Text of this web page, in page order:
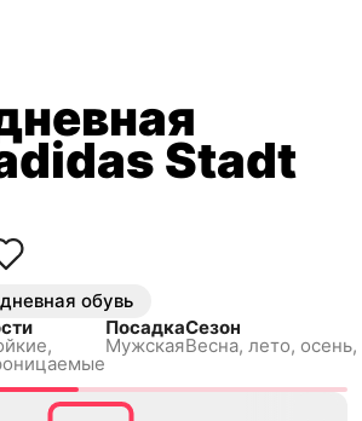
Stadt
обувь
Посадка
Мужская
Сезон
Весна, лето,